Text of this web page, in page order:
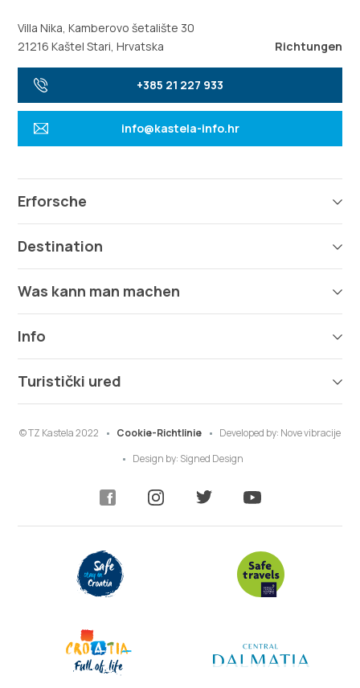
Villa Nika, Kamberovo šetalište 30
21216 Kaštel Stari, Hrvatska
Richtungen
+385 21 227 933
info@kastela-info.hr
Erforsche
Destination
Was kann man machen
Info
Turistički ured
© TZ Kastela 2022 Cookie-Richtlinie Developed by: Nove vibracije
Design by: Signed Design